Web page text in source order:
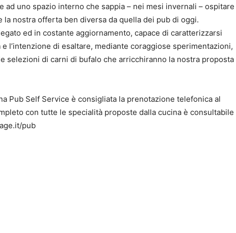
ad uno spazio interno che sappia – nei mesi invernali – ospitare
la nostra offerta ben diversa da quella dei pub di oggi.
ed in costante aggiornamento, capace di caratterizzarsi
l’intenzione di esaltare, mediante coraggiose sperimentazioni,
selezioni di carni di bufalo che arricchiranno la nostra proposta
Pub Self Service è consigliata la prenotazione telefonica al
con tutte le specialità proposte dalla cucina è consultabile
pub